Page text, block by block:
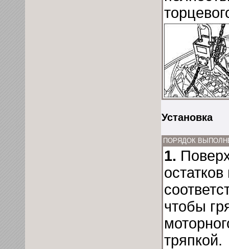
Установка
ПОРЯДОК
1.
чтобы
тряпкой.